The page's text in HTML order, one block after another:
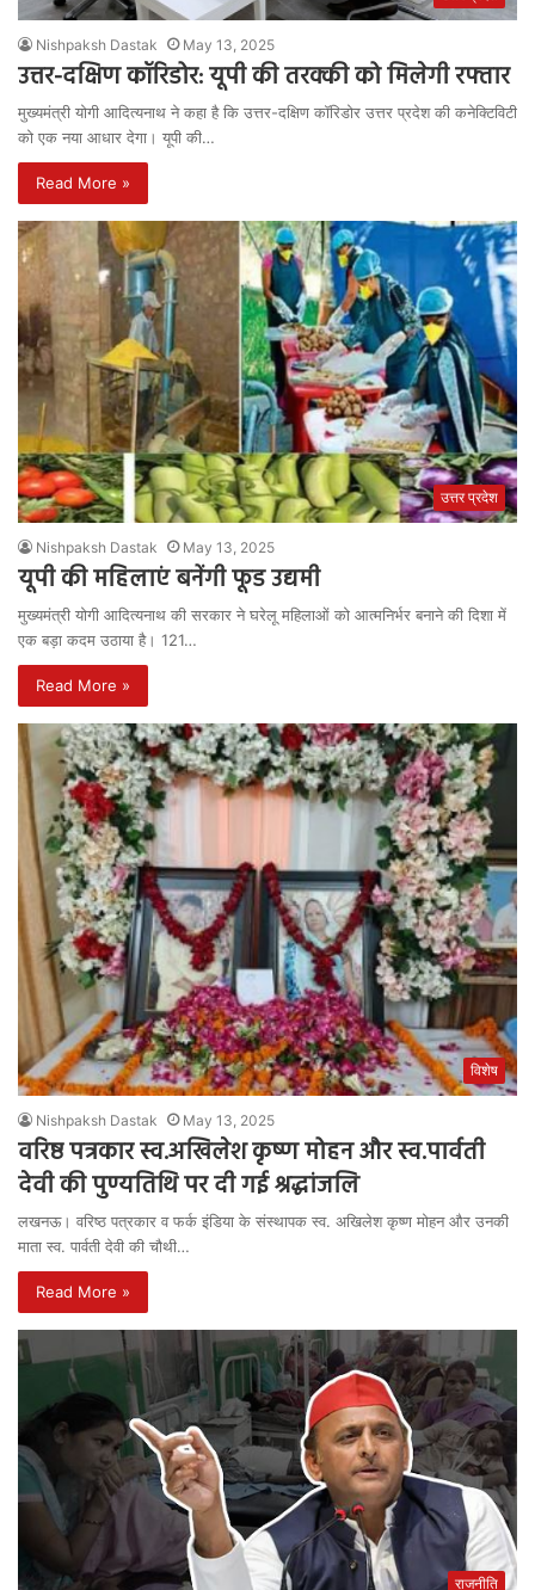
Nishpaksh Dastak May 13, 2025
उत्तर-दक्षिण कॉरिडोर: यूपी की तरक्की को मिलेगी रफ्तार
मुख्यमंत्री योगी आदित्यनाथ ने कहा है कि उत्तर-दक्षिण कॉरिडोर उत्तर प्रदेश की कनेक्टिविटी
को एक नया आधार देगा। यूपी की…
Read More »
उत्तर प्रदेश
Nishpaksh Dastak May 13, 2025
यूपी की महिलाएं बनेंगी फूड उद्यमी
मुख्यमंत्री योगी आदित्यनाथ की सरकार ने घरेलू महिलाओं को आत्मनिर्भर बनाने की दिशा में
एक बड़ा कदम उठाया है। 121…
Read More »
विशेष
Nishpaksh Dastak May 13, 2025
वरिष्ठ पत्रकार स्व.अखिलेश कृष्ण मोहन और स्व.पार्वती
देवी की पुण्यतिथि पर दी गई श्रद्धांजलि
लखनऊ। वरिष्ठ पत्रकार व फर्क इंडिया के संस्थापक स्व. अखिलेश कृष्ण मोहन और उनकी
माता स्व. पार्वती देवी की चौथी…
Read More »
राजनीति